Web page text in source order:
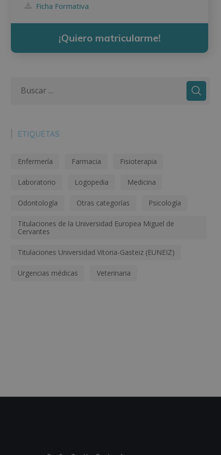
Ficha Formativa
¡Quiero matricularme!
ETIQUETAS
Enfermería Farmacia Fisioterapia
Laboratorio Logopedia Medicina
Odontología Otras categorías Psicología
Titulaciones de la Universidad Europea Miguel de
Cervantes
Titulaciones Universidad Vitoria-Gasteiz (EUNEIZ)
Urgencias médicas Veterinaria